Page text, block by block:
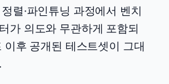
렬·파인튜닝 과정에서 벤치
가 의도와 무관하게 포함되
이후 공개된 테스트셋이 그대